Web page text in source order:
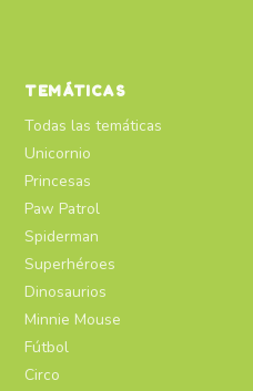
TEMÁTICAS
Todas las temáticas
Unicornio
Princesas
Paw Patrol
Spiderman
Superhéroes
Dinosaurios
Minnie Mouse
Fútbol
Circo